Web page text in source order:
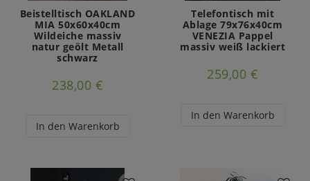
Beistelltisch OAKLAND
MIA 50x60x40cm
Wildeiche massiv
natur geölt Metall
schwarz
238,00 €
In den Warenkorb
Telefontisch mit
Ablage 79x76x40cm
VENEZIA Pappel
massiv weiß lackiert
259,00 €
In den Warenkorb